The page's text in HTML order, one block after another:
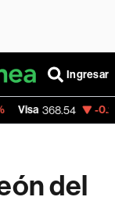
Ingresar
-0.28%
del